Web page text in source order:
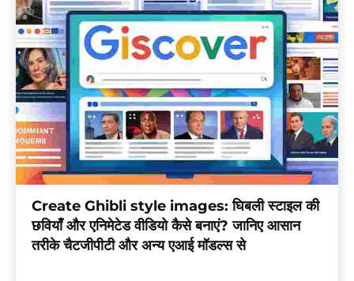
Create Ghibli style images: घिबली स्टाइल की
छवियाँ और एनिमेटेड वीडियो कैसे बनाएं? जानिए आसान
तरीके चैटजीपीटी और अन्य एआई मॉडल्स से